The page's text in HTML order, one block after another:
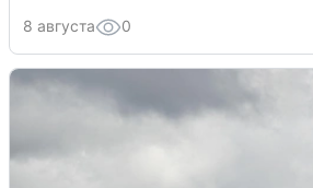
8 августа 0